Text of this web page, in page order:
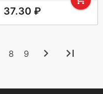
37.30 ₽
8 9 chevron_right last_page